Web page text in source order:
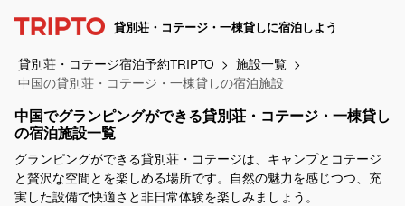
貸別荘・コテージ・一棟貸しに宿泊しよう
貸別荘・コテージ宿泊予約TRIPTO
施設一覧
中国の貸別荘・コテージ・一棟貸しの宿泊施設
中国でグランピングができる貸別荘・コテージ・一棟貸し
の宿泊施設一覧
グランピングができる貸別荘・コテージは、キャンプとコテージ
と贅沢な空間とを楽しめる場所です。自然の魅力を感じつつ、充
実した設備で快適さと非日常体験を楽しみましょう。